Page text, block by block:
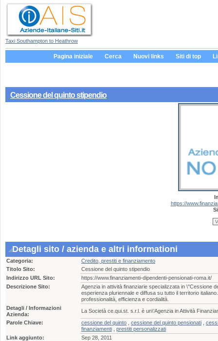
Taxi Southampton to Heathrow
Pagina iniziale Cerca Nuovi links Siti di top
Cessione del quinto stipendio
https://
Detagli sito / azienda e altri informationi
Categoria:
Credito, prestiti e finanziamento
Titolo Sito:
Cessione del quinto stipendio
Indirizzo URL Sito:
https://www.finanziamenti-dipendenti-pensionati-roma.it/
Descrizione Sito:
Agenzia in attività finanziarie specializzata in \"Cessione
esperienza pluriennale e diffusa su tutto il territorio
professionalità, efficienza e cordialità.
Detagli / Informazioni
Azienda:
La Società ce.qui.st. s.r.l. è un\'Agenzia in Attività
Parole Chiave:
cessione del quinto cessione del quinto pensionati
finanziamenti
prestiti personalizzati
Link aggiunto:
Sep 28, 2011